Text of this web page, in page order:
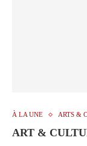
À LA UNE ARTS &
ART &